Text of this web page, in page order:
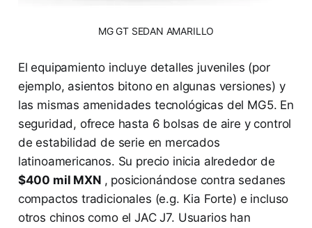
MG GT SEDAN AMARILLO
El equipamiento incluye detalles juveniles (por
ejemplo, asientos bitono en algunas versiones) y
las mismas amenidades tecnológicas del MG5. En
seguridad, ofrece hasta 6 bolsas de aire y control
de estabilidad de serie en mercados
latinoamericanos. Su precio inicia alrededor de
$400 mil MXN , posicionándose contra sedanes
compactos tradicionales (e.g. Kia Forte) e incluso
otros chinos como el JAC J7. Usuarios han